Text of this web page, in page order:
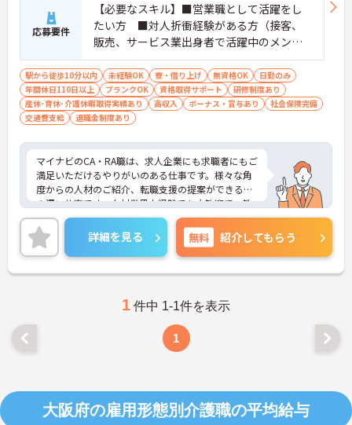
応募要件
【必要なスキル】■営業職として活躍をし
たい方 ■対人折衝経験がある方（接客、
販売、サービス業出身者で活躍中のメンバ
ー多数） ■対人感受性が鋭く、チームを
成功に導くためにメンバーに情熱的に働き
かけられる方 【求められる人物像】■指示
待ちではなく、自分で考え抜き、それを行
動に移せる方■物事を柔軟に受け入れられ
る方■目的意識が高い方
駅から徒歩10分以内 未経験OK 寮・借り上げ 無資格OK
日勤のみ
年間休日110日以上
ブランクOK 資格取得サポート
研修制度あり
産休･育休･介護休暇取得実績あり
高収入 ボーナス・賞与あり
社会保険完備
交通費支給
退職金制度あり
マイナビのCA・RA職は、求人企業にも求職者にもご
満足いただけるやりがいのある仕事です。様々な角
度からの人材のご紹介、転職支援の提案ができる奥
の深い仕事です。人材業界未経験でも大歓迎で、教
育体制や末永く働ける福利厚生も充実しています！
2020年の新卒から20代、30代の社員と幅広い年齢
層のメンバーが活躍、また、中途入社の社員も多
く、情報の共有や相談など気軽にできる環境があり
ます。営業での成約が出れば皆が祝福してくれる和
は、面接対策ポイントなど、さらに詳細をお話しい
たしますのでお気軽にご相談ください！
詳細を見る 無料 紹介してもらう
1 件中 1-1件を表示
1
大阪府の雇用形態別介護職の平均給与